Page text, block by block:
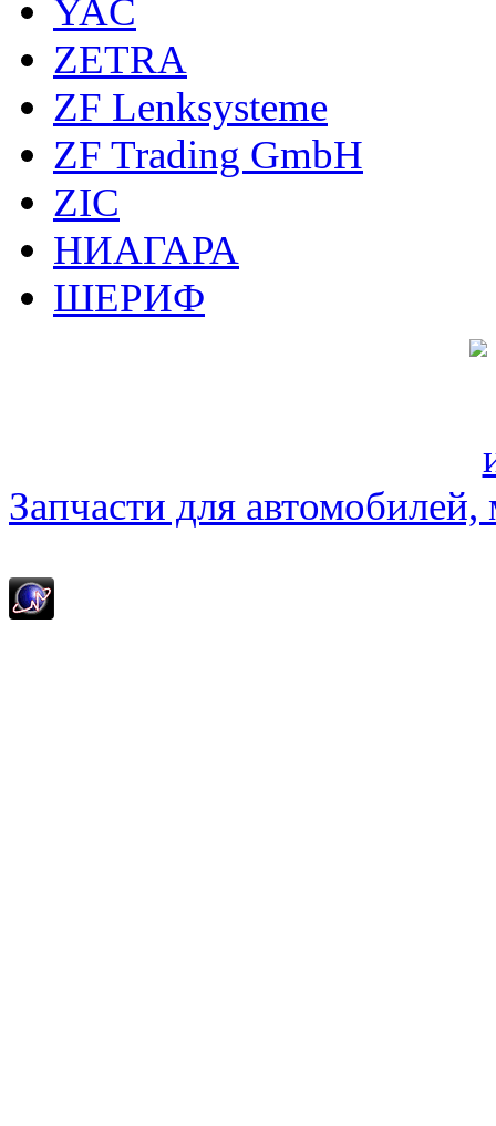
YAC
ZETRA
ZF Lenksysteme
ZF Trading GmbH
ZIC
НИАГАРА
ШЕРИФ
Запчасти для